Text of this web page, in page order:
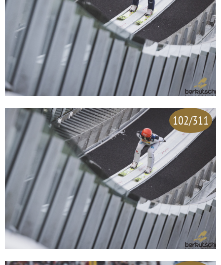
102/311